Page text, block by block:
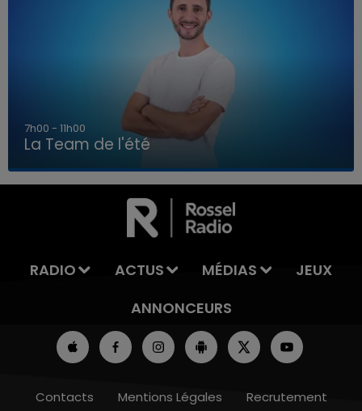
LA TEAM DE L'ÉTÉ
7h00 - 11h00
La Team de l'été
RADIO ACTUS MÉDIAS
JEUX
ANNONCEURS
Contacts Mentions Légales Recrutement